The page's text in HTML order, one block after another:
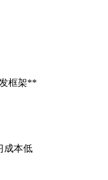
框架**
成本低